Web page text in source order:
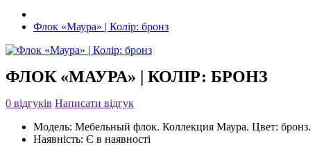
Флок «Маура» | Колір: бронз
ФЛОК «МАУРА» | КОЛІР: БРОНЗ
0 відгуків Написати відгук
Модель: Мебельный флок. Коллекция Маура. Цвет: бронз.
Наявність: Є в наявності